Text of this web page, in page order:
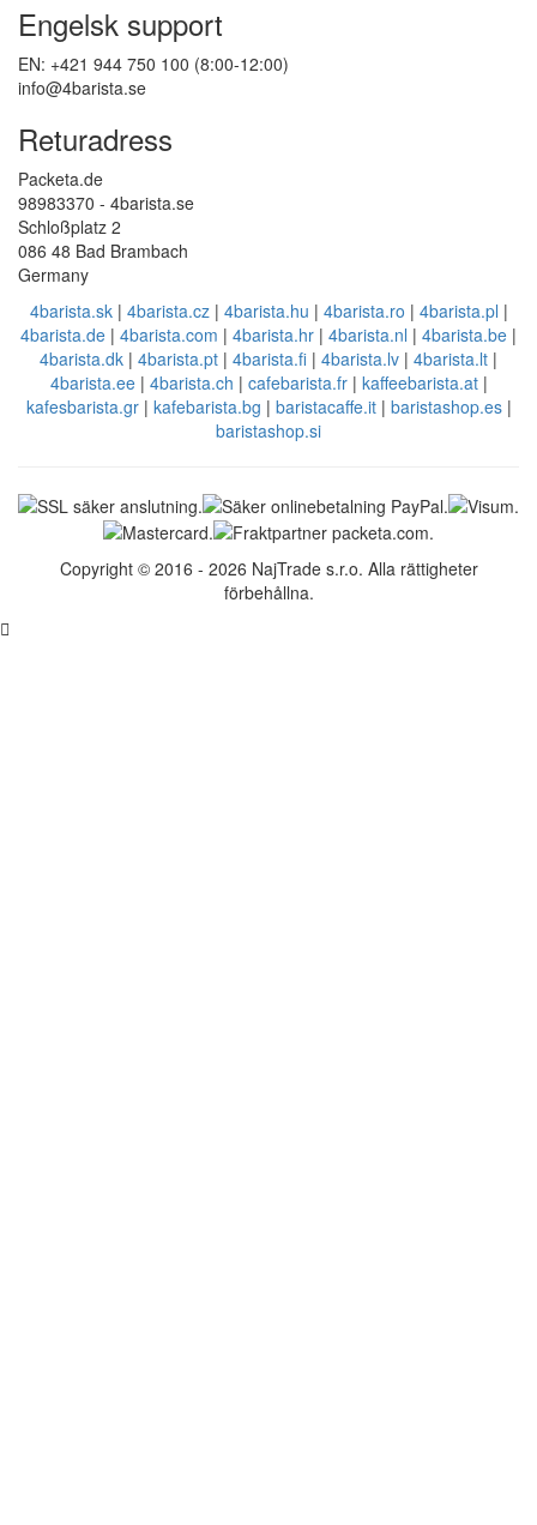
Engelsk support
EN: +421 944 750 100 (8:00-12:00)
info@4barista.se
Returadress
Packeta.de
98983370 - 4barista.se
Schloßplatz 2
086 48 Bad Brambach
Germany
4barista.sk| 4barista.cz| 4barista.hu | 4barista.ro | 4barista.pl |
4barista.de | 4barista.com | 4barista.hr | 4barista.nl | 4barista.be |
4barista.dk | 4barista.pt | 4barista.fi | 4barista.lv | 4barista.lt |
4barista.ee| 4barista.ch | cafebarista.fr| kaffeebarista.at|
kafesbarista.gr| kafebarista.bg | baristacaffe.it| baristashop.es|
baristashop.si
Copyright © 2016 - 2026 NajTrade s.r.o. Alla rättigheter
förbehållna.